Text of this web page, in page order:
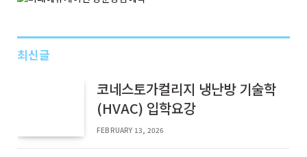
최신글
코네스토가컬리지 냉난방 기술학
(HVAC) 입학요강
FEBRUARY 13, 2026